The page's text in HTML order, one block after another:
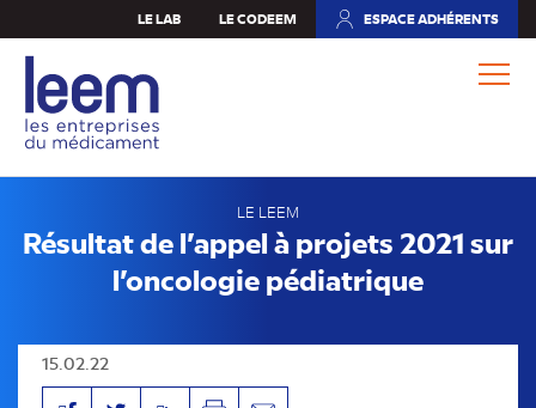
au
contenu
principal
LE LAB LE CODEEM ESPACE ADHÉRENTS
(NOUVEL
LE LEEM
Résultat de l’appel à projets 2021 sur
l’oncologie pédiatrique
15.02.22